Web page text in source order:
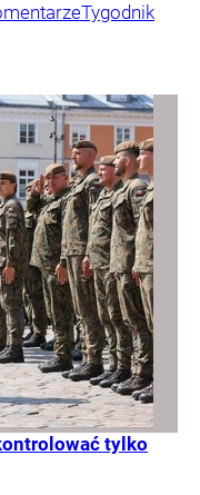
Tygodnik
tylko